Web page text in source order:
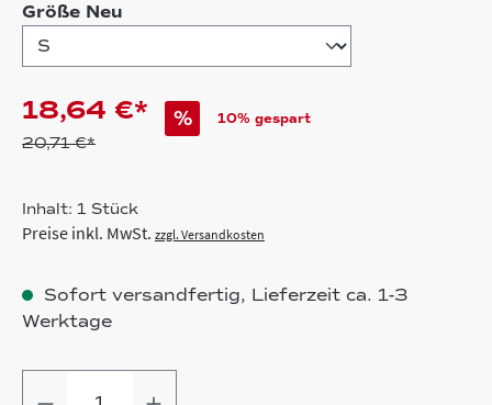
Größe Neu
18,64 €*
20,71 €*
% 10% gespart
Inhalt: 1 Stück
Preise inkl. MwSt. zzgl. Versandkosten
Sofort versandfertig, Lieferzeit ca. 1-3
Werktage